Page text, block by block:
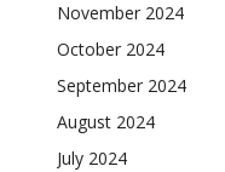
November 2024
October 2024
September 2024
August 2024
July 2024